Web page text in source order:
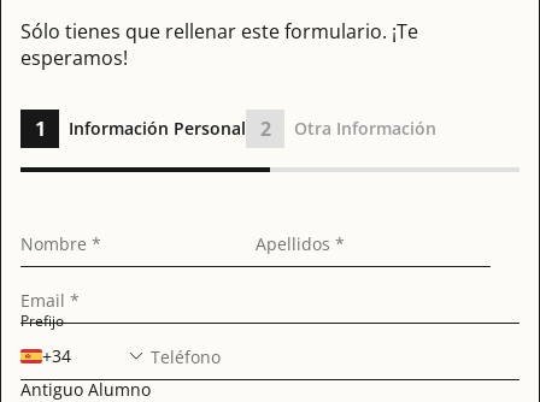
Sólo tienes que rellenar este formulario. ¡Te
esperamos!
1 Información Personal 2 Otra Información
Nombre * Apellidos *
Email *
+34
Prefijo
Teléfono
Antiguo Alumno